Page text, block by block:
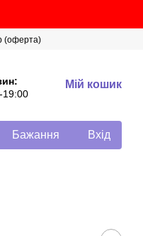
(оферта)
19:00
Мій кошик
Бажання Вхід